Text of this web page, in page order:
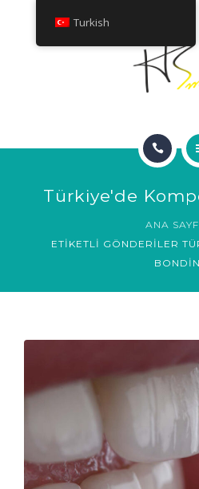
HAKKINDA
GÜLÜMSEME GALERISI
HAKKINDA
Türkiye'de
ANA
ETIKETLI GÖNDERILER
Turkish